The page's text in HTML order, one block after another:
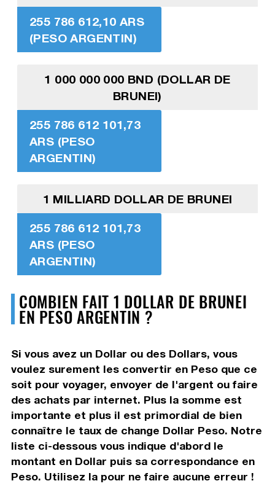
255 786 612,10 ARS
(PESO ARGENTIN)
1 000 000 000 BND (DOLLAR DE
BRUNEI)
255 786 612 101,73
ARS (PESO
ARGENTIN)
1 MILLIARD DOLLAR DE BRUNEI
255 786 612 101,73
ARS (PESO
ARGENTIN)
COMBIEN FAIT 1 DOLLAR DE BRUNEI
EN PESO ARGENTIN ?
Si vous avez un Dollar ou des Dollars, vous
voulez surement les convertir en Peso que ce
soit pour voyager, envoyer de l'argent ou faire
des achats par internet. Plus la somme est
importante et plus il est primordial de bien
connaître le taux de change Dollar Peso. Notre
liste ci-dessous vous indique d'abord le
montant en Dollar puis sa correspondance en
Peso. Utilisez la pour ne faire aucune erreur !